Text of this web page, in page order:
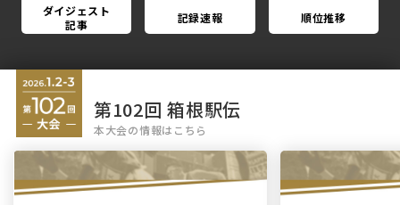
ダイジェスト
記事
記録速報 順位推移
第102回 箱根駅伝
本大会の情報はこちら